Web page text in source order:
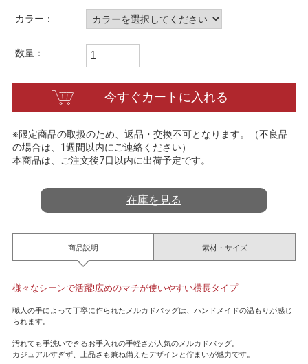
カラー：
数量：
今すぐカートに入れる
※限定商品の取扱のため、返品・交換不可となります。（不良品
の場合は、1週間以内にご連絡ください）
本商品は、ご注文後7日以内に出荷予定です。
在庫を見る
商品説明
様々なシーンで活躍!広めのマチが使いやすい横長タイプ
職人の手によって丁寧に作られたメルカドバッグは、ハンドメイドの温もりが感じ
られます。
汚れても手洗いできるお手入れの手軽さが人気のメルカドバッグ。
カジュアルすぎず、上品さも兼ね備えたデザインと佇まいが魅力です。
素材・サイズ